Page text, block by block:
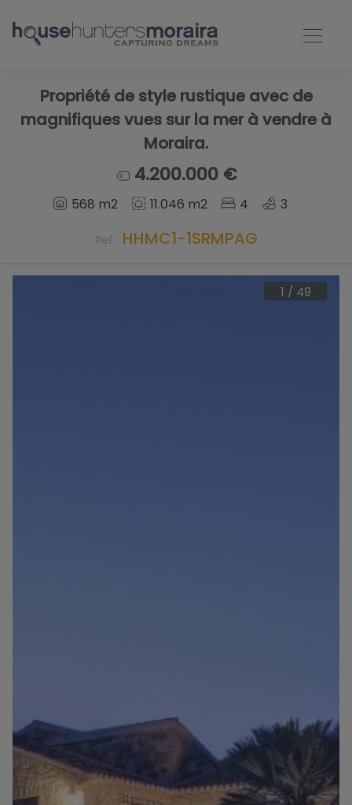
Propriété de style rustique avec de
magnifiques vues sur la mer à vendre à
Moraira.
4.200.000 €
568 m2 11.046 m2 4 3
Ref. HHMC1-1SRMPAG
1 / 49